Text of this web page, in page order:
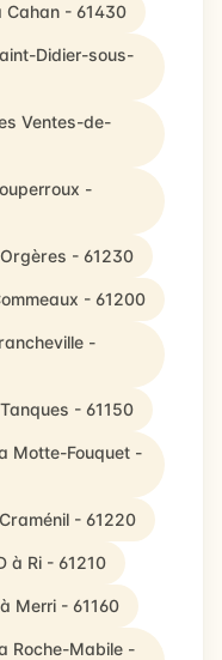
Cahan - 61430
Didier-sous-
Ventes-de-
-
- 61230
- 61200
-
- 61150
Motte-Fouquet -
- 61220
à Ri - 61210
Merri - 61160
Roche-Mabile -